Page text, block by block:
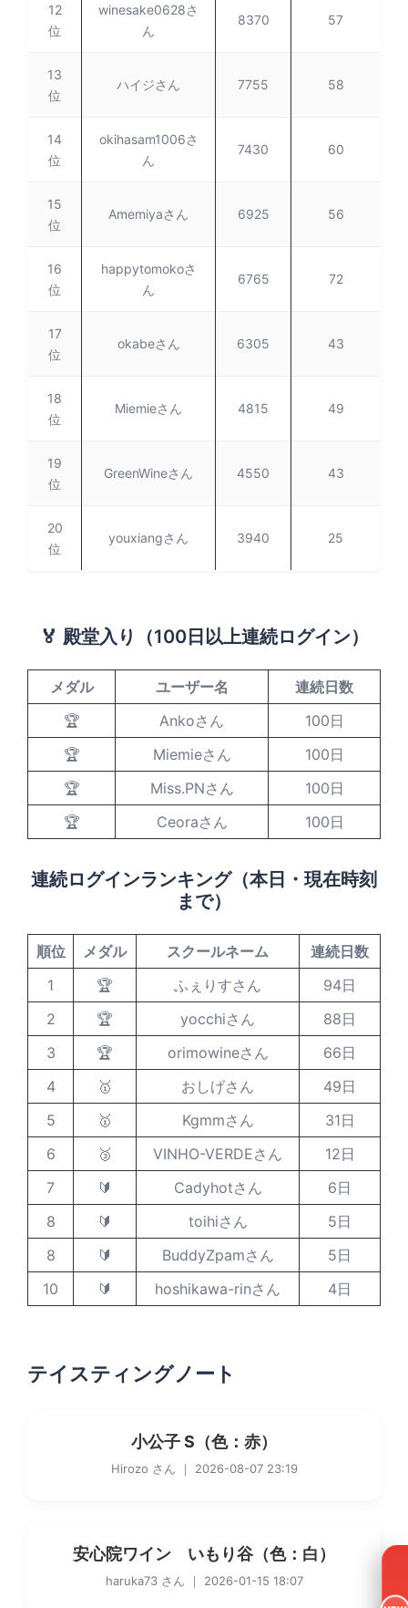
12
位
winesake0628さ
ん
8370 57
13
位
ハイジさん 7755 58
14
位
okihasam1006さ
ん
7430 60
15
位
Amemiyaさん 6925 56
16
位
happytomokoさ
ん
6765 72
17
位
okabeさん 6305 43
18
位
Miemieさん 4815 49
19
位
GreenWineさん 4550 43
20
位
youxiangさん 3940 25
🏅 殿堂入り（100日以上連続ログイン）
メダル ユーザー名
連続日数
🏆
Ankoさん
100日
🏆
Miemieさん
100日
🏆
Miss.PNさん
100日
🏆
Ceoraさん 100日
連続ログインランキング（本日・現在時刻
まで）
順位 メダル スクールネーム
連続日数
1
🏆 ふぇりすさん
94日
2
🏆 yocchiさん
88日
3
🏆 orimowineさん
66日
4
🥇 おしげさん
49日
5
🥇 Kgmmさん
31日
6
🥉 VINHO-VERDEさん
12日
7
🔰 Cadyhotさん
6日
8
🔰 toihiさん
5日
8
🔰 BuddyZpamさん
5日
10
🔰 hoshikawa-rinさん 4日
テイスティングノート
小公子 S（色：赤）
Hirozo さん ｜ 2026-08-07 23:19
安心院ワイン いもり谷（色：白）
haruka73 さん ｜ 2026-01-15 18:07